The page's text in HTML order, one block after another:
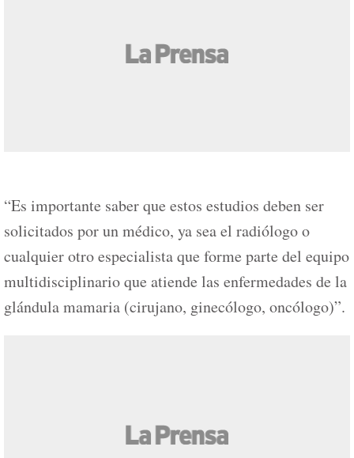
“Es importante saber que estos estudios deben ser
solicitados por un médico, ya sea el radiólogo o
cualquier otro especialista que forme parte del equipo
multidisciplinario que atiende las enfermedades de la
glándula mamaria (cirujano, ginecólogo, oncólogo)”.